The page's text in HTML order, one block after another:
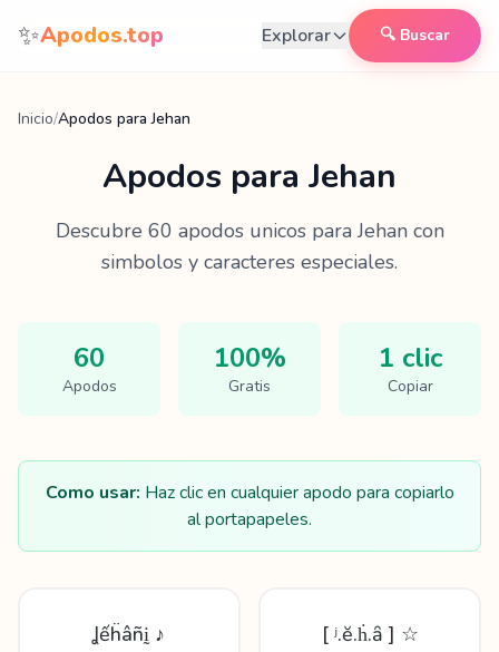
Saltar al contenido
✨Apodos.top Explorar 🔍 Buscar
Inicio/Apodos para Jehan
Apodos para Jehan
Descubre 60 apodos unicos paraJehancon
simbolos y caracteres especiales.
60
Apodos
100%
Gratis
1 clic
Copiar
Como usar: Haz clic en cualquier apodo para copiarlo
al portapapeles.
Ʝếḧâñḭ ♪ [ ʲ.ĕ.ḣ.ȃ ] ☆